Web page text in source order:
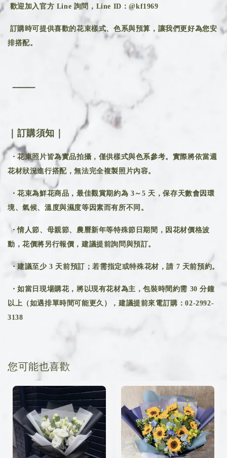
歡迎加入官方 Line 詢問，Line ID：@kf1969
訂購時可提供喜歡的花束樣式、色系與預算，讓我們更好為您安
排搭配。
⸻
｜訂購須知｜
・花束照片皆為實品拍攝，僅供樣式與色系參考。實際將依當週
花材狀況進行搭配，無法完全複製照片內容。
・花束為鮮花商品，最佳觀賞期約為 3～5 天，保存天數會因環
境、氣候、溫度與濕度等因素而有所不同。
・情人節、母親節、農曆新年等特殊節日期間，因花材價格波
動，花價將另行報價，建議提前詢問與預訂。
・建議至少 3 天前預訂；若需指定或特殊花材，請 7 天前預約。
・如當日現場購花，將以現有花材為主，包裝時間約需 30 分鐘
以上（如遇排單時間可能更久），建議提前來電訂購：02-2992-
3138
您可能也喜歡